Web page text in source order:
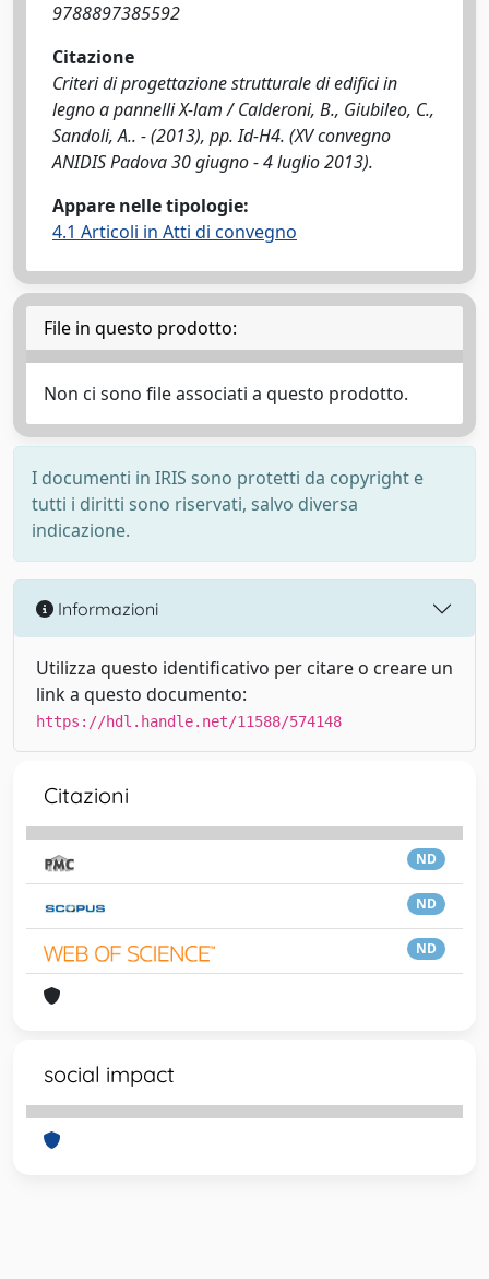
9788897385592
Citazione
Criteri di progettazione strutturale di edifici in
legno a pannelli X-lam / Calderoni, B., Giubileo, C.,
Sandoli, A.. - (2013), pp. Id-H4. (XV convegno
ANIDIS Padova 30 giugno - 4 luglio 2013).
Appare nelle tipologie:
4.1 Articoli in Atti di convegno
File in questo prodotto:
Non ci sono file associati a questo prodotto.
I documenti in IRIS sono protetti da copyright e
tutti i diritti sono riservati, salvo diversa
indicazione.
Informazioni
Utilizza questo identificativo per citare o creare un
link a questo documento:
https://hdl.handle.net/11588/574148
Citazioni
ND
ND
ND
social impact